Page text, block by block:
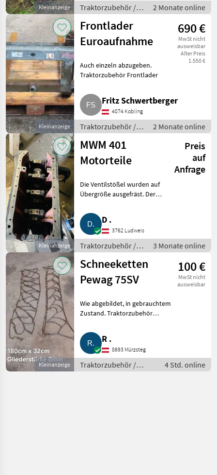
Kleinanzeige
Traktorzubehör /
Schneepflüge
2 Monate online
Kleinanzeige
Frontlader
Euroaufnahme
690 €
MwSt nicht
ausweisbar
Alter Preis
1.550 €
Auch einzeln abzugeben.
Traktorzubehör Frontlader
Fritz Schwertberger
4074 Kobling
Traktorzubehör /
Frontlader
2 Monate online
Kleinanzeige
MWM 401
Motorteile
Preis
auf
Anfrage
Die Ventilstößel wurden auf
Übergröße ausgefräst. Der
Die Ventilstößel wurden auf
Übergröße ausgefräst. Der
Motor ist voll funktionsfä
D .
3762 Ludweis
Traktorzubehör /
Traktormotor
3 Monate online
Kleinanzeige
Schneeketten
Pewag 75SV
100 €
MwSt nicht
ausweisbar
Wie abgebildet, in gebrauchtem
Zustand. Traktorzubehör
R .
8693 Mürzsteg
Traktorzubehör /
Schneeketten
4 Std. online